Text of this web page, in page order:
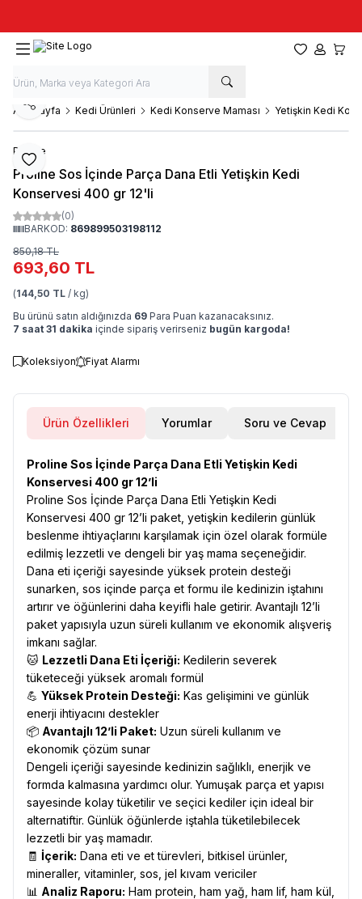
Favorilerim
Hesabım
Ana Sayfa Kedi Ürünleri Kedi Konserve Maması Yetişkin Kedi
Favoriye Ekle
Paylaş
Proline
Proline Sos İçinde Parça Dana Etli Yetişkin Kedi
Konservesi 400 gr 12'li
(0)
BARKOD: 869899503198112
850,18TL
693,60 TL
(144,50 TL / kg)
Bu ürünü satın aldığınızda 69 Para Puan kazanacaksınız.
7 saat 31 dakika içinde sipariş verirseniz bugün kargoda!
Koleksiyon Fiyat Alarmı
Ürün Özellikleri Yorumlar Soru ve Cevap
Proline Sos İçinde Parça Dana Etli Yetişkin Kedi
Konservesi 400 gr 12’li
Proline Sos İçinde Parça Dana Etli Yetişkin Kedi
Konservesi 400 gr 12’li paket, yetişkin kedilerin günlük
beslenme ihtiyaçlarını karşılamak için özel olarak formüle
edilmiş lezzetli ve dengeli bir yaş mama seçeneğidir.
Dana eti içeriği sayesinde yüksek protein desteği
sunarken, sos içinde parça et formu ile kedinizin iştahını
artırır ve öğünlerini daha keyifli hale getirir. Avantajlı 12’li
paket yapısıyla uzun süreli kullanım ve ekonomik alışveriş
imkanı sağlar.
🐱 Lezzetli Dana Eti İçeriği: Kedilerin severek
tüketeceği yüksek aromalı formül
💪 Yüksek Protein Desteği: Kas gelişimini ve günlük
enerji ihtiyacını destekler
📦 Avantajlı 12’li Paket: Uzun süreli kullanım ve
ekonomik çözüm sunar
Dengeli içeriği sayesinde kedinizin sağlıklı, enerjik ve
formda kalmasına yardımcı olur. Yumuşak parça et yapısı
sayesinde kolay tüketilir ve seçici kediler için ideal bir
alternatiftir. Günlük öğünlerde iştahla tüketilebilecek
lezzetli bir yaş mamadır.
🧾 İçerik: Dana eti ve et türevleri, bitkisel ürünler,
mineraller, vitaminler, sos, jel kıvam vericiler
📊 Analiz Raporu: Ham protein, ham yağ, ham lif, ham kül,